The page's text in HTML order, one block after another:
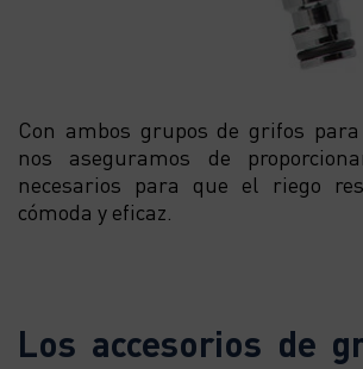
Con ambos grupos de grifos
nos aseguramos de
necesarios para que el riego
cómoda y eficaz.
Los accesorios de